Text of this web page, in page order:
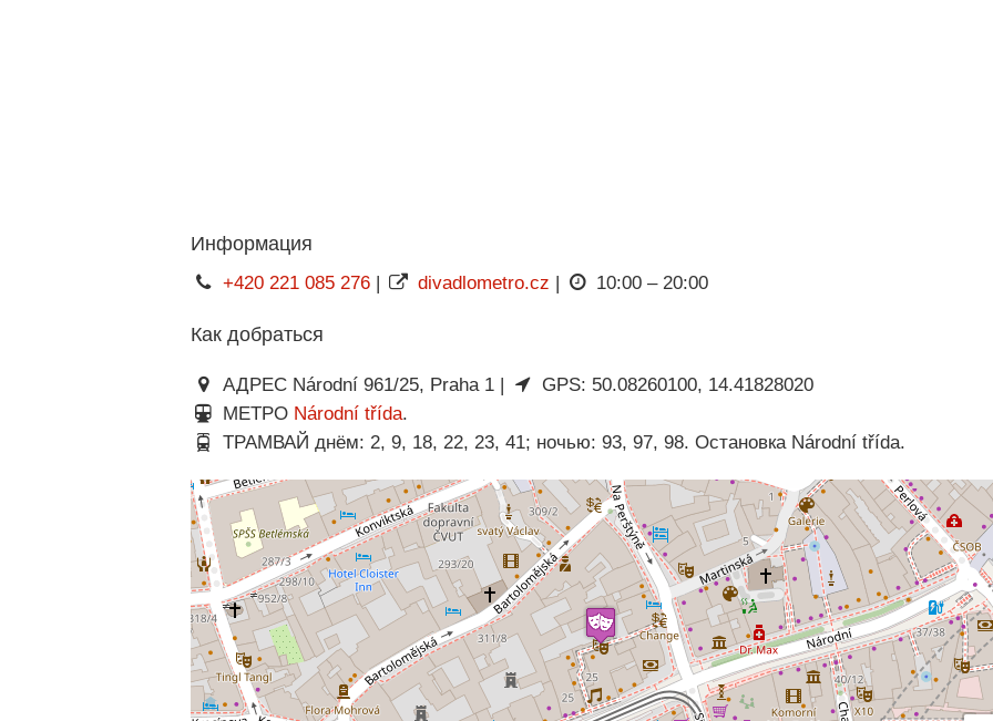
Информация
+420 221 085 276| divadlometro.cz | 10:00 – 20:00
Как добраться
АДРЕС Národní 961/25, Praha 1 |
GPS: 50.08260100, 14.41828020
МЕТРО Národní třída.
ТРАМВАЙ днём: 2, 9, 18, 22, 23, 41; ночью: 93, 97, 98. Остановка Národní třída.